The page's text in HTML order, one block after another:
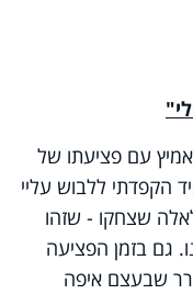
עם פציעתו של
הקפדתי ללבוש עליי
שצחקו - שזהו
גם בזמן הפציעה
שבעצם איפה